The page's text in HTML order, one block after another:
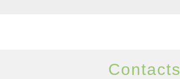
Contacts